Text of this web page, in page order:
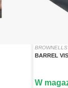
BROWNELLS
BARREL
W